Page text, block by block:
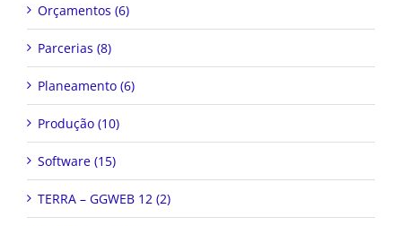
Orçamentos (6)
Parcerias (8)
Planeamento (6)
Produção (10)
Software (15)
TERRA – GGWEB 12 (2)